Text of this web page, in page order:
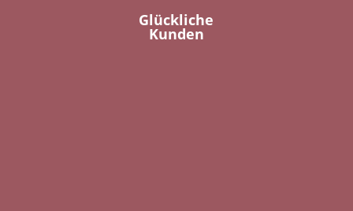
Glückliche
Kunden